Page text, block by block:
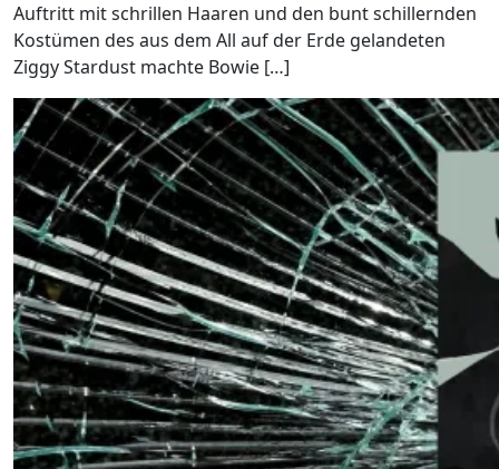
Auftritt mit schrillen Haaren und den bunt schillernden
Kostümen des aus dem All auf der Erde gelandeten
Ziggy Stardust machte Bowie […]